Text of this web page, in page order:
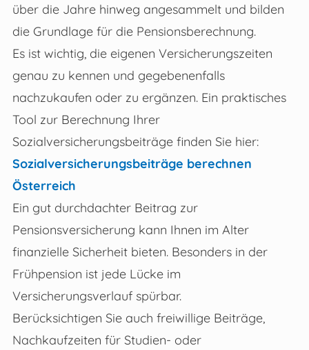
über die Jahre hinweg angesammelt und bilden
die Grundlage für die Pensionsberechnung.
Es ist wichtig, die eigenen Versicherungszeiten
genau zu kennen und gegebenenfalls
nachzukaufen oder zu ergänzen. Ein praktisches
Tool zur Berechnung Ihrer
Sozialversicherungsbeiträge finden Sie hier:
Sozialversicherungsbeiträge berechnen
Österreich
Ein gut durchdachter Beitrag zur
Pensionsversicherung kann Ihnen im Alter
finanzielle Sicherheit bieten. Besonders in der
Frühpension ist jede Lücke im
Versicherungsverlauf spürbar.
Berücksichtigen Sie auch freiwillige Beiträge,
Nachkaufzeiten für Studien- oder